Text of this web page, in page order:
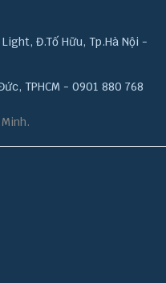
Đ.Tố Hữu, Tp.Hà Nội -
TPHCM - 0901 880 768